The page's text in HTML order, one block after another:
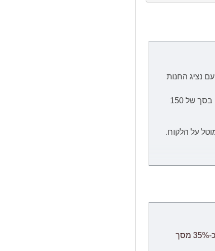
עם נציג החנות
הובלה ליישובים המרוחקים מהמרכז, כגון: כל המרוחק מכרמיאל שבצפון, כל המרוחק מבאר שבע שבדרום וירושלים יגבו בתשלום נוסף בסך של 150
על הלקוח.
וייחול עיכוב שאינו תלוי בספק, מועד האספקה יתארך בעוד 30 ימי עבודה ולא יחשב
ביטולים: במידה והינך מעוניין לבטל את ההזמנה ניתן לבטל תוך 24 שעות ללא דמי ביטול, לאחר מכן ביטול עסקה יחוייב בדמי ביטול של כ-35% מסך